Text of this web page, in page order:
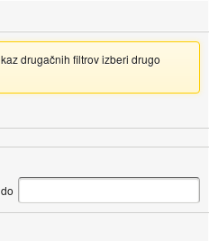
drugačnih filtrov izberi drugo
do